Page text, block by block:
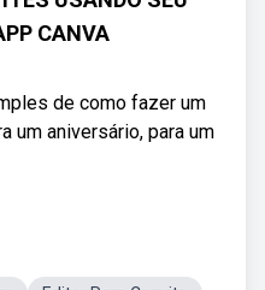
CANVA
de como fazer um
um aniversário, para um